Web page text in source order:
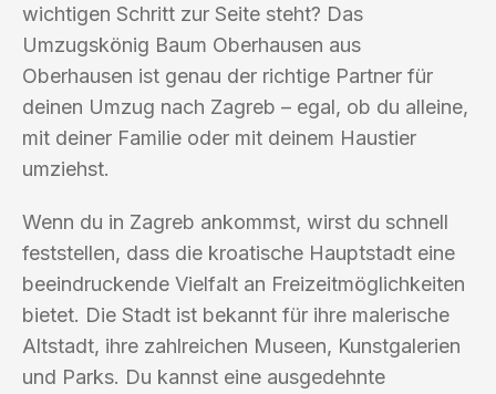
wichtigen Schritt zur Seite steht? Das
Umzugskönig Baum Oberhausen aus
Oberhausen ist genau der richtige Partner für
deinen Umzug nach Zagreb – egal, ob du alleine,
mit deiner Familie oder mit deinem Haustier
umziehst.
Wenn du in Zagreb ankommst, wirst du schnell
feststellen, dass die kroatische Hauptstadt eine
beeindruckende Vielfalt an Freizeitmöglichkeiten
bietet. Die Stadt ist bekannt für ihre malerische
Altstadt, ihre zahlreichen Museen, Kunstgalerien
und Parks. Du kannst eine ausgedehnte